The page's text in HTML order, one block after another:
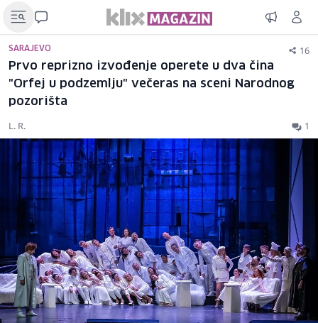
SARAJEVO 16
Prvo reprizno izvođenje operete u dva čina
"Orfej u podzemlju" večeras na sceni Narodnog
pozorišta
L. R. 1